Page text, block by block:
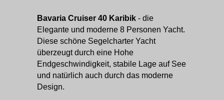
Bavaria Cruiser 40 Karibik - die
Elegante und moderne 8 Personen Yacht.
Diese schöne Segelcharter Yacht
überzeugt durch eine Hohe
Endgeschwindigkeit, stabile Lage auf See
und natürlich auch durch das moderne
Design.